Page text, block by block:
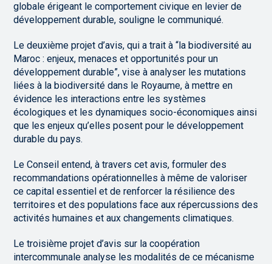
globale érigeant le comportement civique en levier de
développement durable, souligne le communiqué.
Le deuxième projet d’avis, qui a trait à “la biodiversité au
Maroc : enjeux, menaces et opportunités pour un
développement durable”, vise à analyser les mutations
liées à la biodiversité dans le Royaume, à mettre en
évidence les interactions entre les systèmes
écologiques et les dynamiques socio-économiques ainsi
que les enjeux qu’elles posent pour le développement
durable du pays.
Le Conseil entend, à travers cet avis, formuler des
recommandations opérationnelles à même de valoriser
ce capital essentiel et de renforcer la résilience des
territoires et des populations face aux répercussions des
activités humaines et aux changements climatiques.
Le troisième projet d’avis sur la coopération
intercommunale analyse les modalités de ce mécanisme